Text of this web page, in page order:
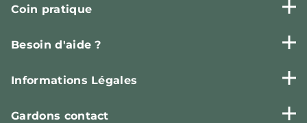
Coin pratique
Besoin d'aide ?
Informations Légales
Gardons contact